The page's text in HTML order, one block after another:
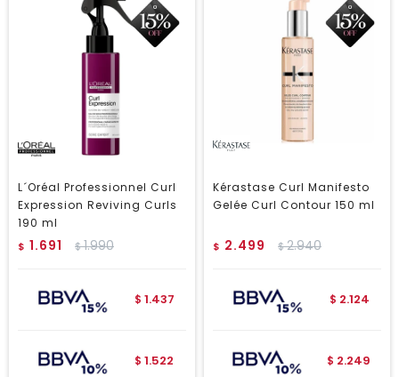
L´Oréal Professionnel Curl
Expression Reviving Curls
190 ml
$ 1.691 $1.990
$ 1.437
$ 1.522
Kérastase Curl Manifesto
Gelée Curl Contour 150 ml
$ 2.499 $2.940
$ 2.124
$ 2.249